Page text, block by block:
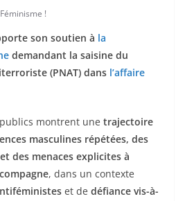
!
son soutien à la
demandant la saisine du
(PNAT) dans l’affaire
montrent une trajectoire
masculines répétées, des
des menaces explicites à
, dans un contexte
et de défiance vis-à-